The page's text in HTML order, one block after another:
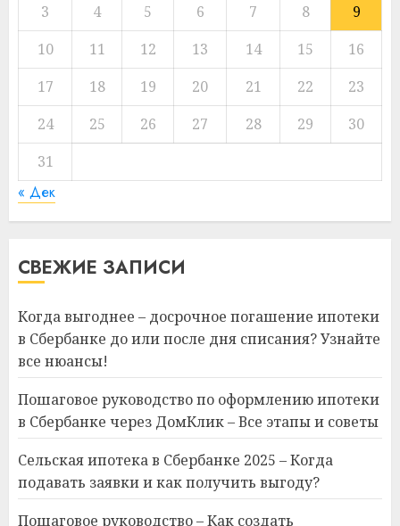
3
4 5 6 7 8
9
10
11 12 13 14 15
16
17
18 19 20 21 22
23
24
25 26 27 28 29
30
31
« Дек
СВЕЖИЕ ЗАПИСИ
Когда выгоднее – досрочное погашение ипотеки
в Сбербанке до или после дня списания? Узнайте
все нюансы!
Пошаговое руководство по оформлению ипотеки
в Сбербанке через ДомКлик – Все этапы и советы
Сельская ипотека в Сбербанке 2025 – Когда
подавать заявки и как получить выгоду?
Пошаговое руководство – Как создать